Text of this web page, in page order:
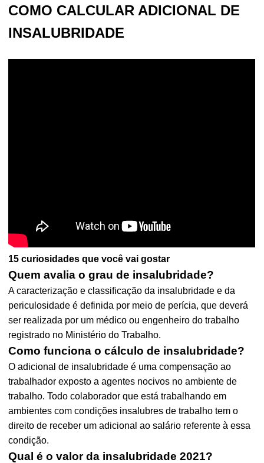
COMO CALCULAR ADICIONAL DE
INSALUBRIDADE
15 curiosidades que você vai gostar
Quem avalia o grau de insalubridade?
A caracterização e classificação da insalubridade e da
periculosidade é definida por meio de perícia, que deverá
ser realizada por um médico ou engenheiro do trabalho
registrado no Ministério do Trabalho.
Como funciona o cálculo de insalubridade?
O adicional de insalubridade é uma compensação ao
trabalhador exposto a agentes nocivos no ambiente de
trabalho. Todo colaborador que está trabalhando em
ambientes com condições insalubres de trabalho tem o
direito de receber um adicional ao salário referente à essa
condição.
Qual é o valor da insalubridade 2021?